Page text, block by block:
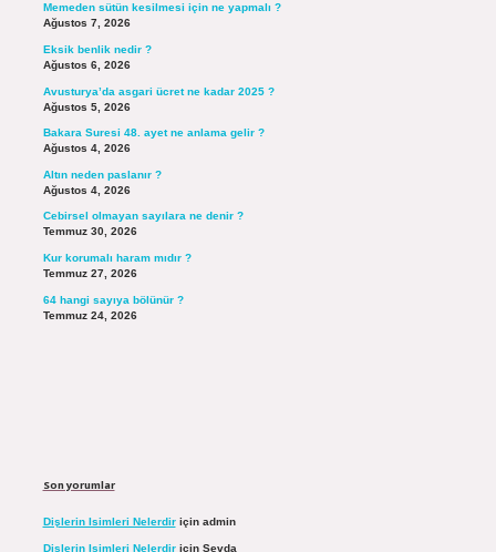
Memeden sütün kesilmesi için ne yapmalı ?
Ağustos 7, 2026
Eksik benlik nedir ?
Ağustos 6, 2026
Avusturya’da asgari ücret ne kadar 2025 ?
Ağustos 5, 2026
Bakara Suresi 48. ayet ne anlama gelir ?
Ağustos 4, 2026
Altın neden paslanır ?
Ağustos 4, 2026
Cebirsel olmayan sayılara ne denir ?
Temmuz 30, 2026
Kur korumalı haram mıdır ?
Temmuz 27, 2026
64 hangi sayıya bölünür ?
Temmuz 24, 2026
Son yorumlar
Dişlerin Isimleri Nelerdiriçin admin
Dişlerin Isimleri Nelerdiriçin Sevda